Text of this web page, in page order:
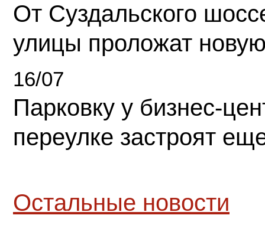
От Суздальского
улицы проложат
16/07
Парковку у бизнес-
переулке застроят
Остальные новости